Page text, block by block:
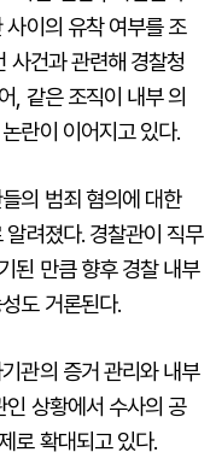
이의 유착 여부를 조
사건과 관련해 경찰청
, 같은 조직이 내부 의
란이 이어지고 있다.
의 범죄 혐의에 대한
려졌다. 경찰관이 직무
된 만큼 향후 경찰 내부
도 거론된다.
관의 증거 관리와 내부
상황에서 수사의 공
로 확대되고 있다.